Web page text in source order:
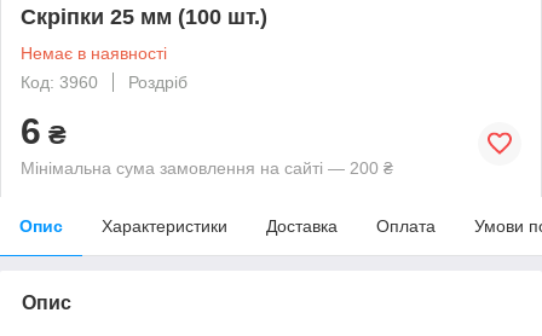
Скріпки 25 мм (100 шт.)
Немає в наявності
Код: 3960
Роздріб
6 ₴
Мінімальна сума замовлення на сайті — 200 ₴
Опис Характеристики Доставка Оплата Умови
Опис